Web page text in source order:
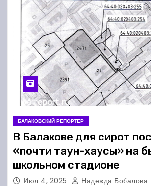
БАЛАКОВСКИЙ РЕПОРТЕР
В Балакове для сирот
«почти таун-хаусы» на
школьном стадионе
Июл 4, 2025 Надежда Бобалова